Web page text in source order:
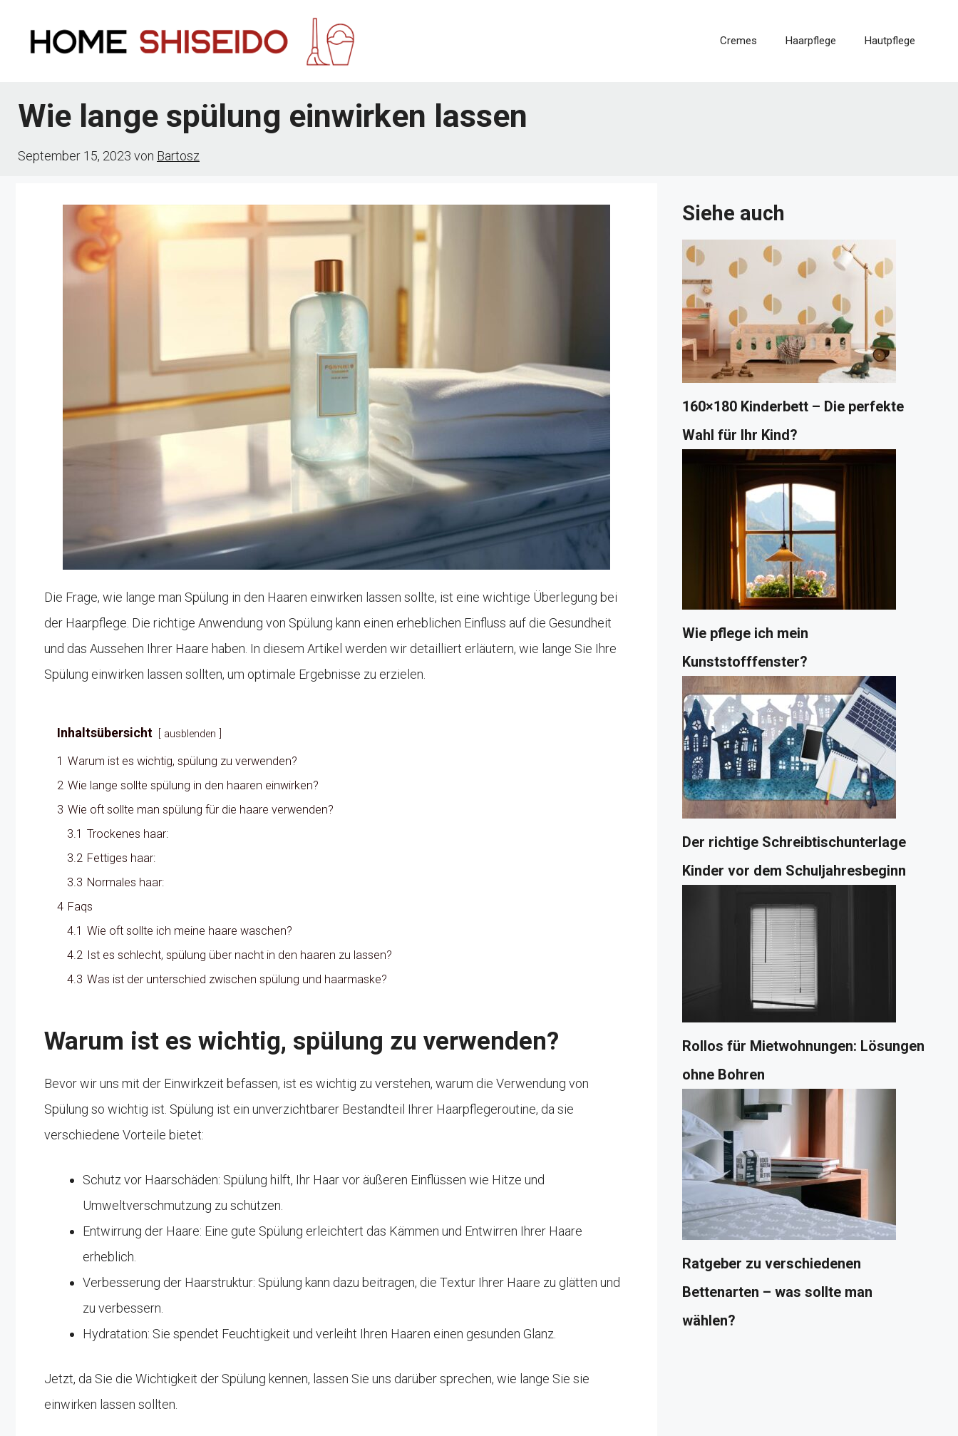
Cremes Haarpflege Hautpflege
Wie lange spülung einwirken lassen
September 15, 2023 von Bartosz
Die Frage, wie lange man Spülung in den Haaren einwirken lassen sollte, ist eine wichtige Überlegung bei
der Haarpflege. Die richtige Anwendung von Spülung kann einen erheblichen Einfluss auf die Gesundheit
und das Aussehen Ihrer Haare haben. In diesem Artikel werden wir detailliert erläutern, wie lange Sie Ihre
Spülung einwirken lassen sollten, um optimale Ergebnisse zu erzielen.
Inhaltsübersicht ausblenden
1 Warum ist es wichtig, spülung zu verwenden?
2 Wie lange sollte spülung in den haaren einwirken?
3 Wie oft sollte man spülung für die haare verwenden?
3.1 Trockenes haar:
3.2 Fettiges haar:
3.3 Normales haar:
4 Faqs
4.1 Wie oft sollte ich meine haare waschen?
4.2 Ist es schlecht, spülung über nacht in den haaren zu lassen?
4.3 Was ist der unterschied zwischen spülung und haarmaske?
Warum ist es wichtig, spülung zu verwenden?
Bevor wir uns mit der Einwirkzeit befassen, ist es wichtig zu verstehen, warum die Verwendung von
Spülung so wichtig ist. Spülung ist ein unverzichtbarer Bestandteil Ihrer Haarpflegeroutine, da sie
verschiedene Vorteile bietet:
Schutz vor Haarschäden: Spülung hilft, Ihr Haar vor äußeren Einflüssen wie Hitze und
Umweltverschmutzung zu schützen.
Entwirrung der Haare: Eine gute Spülung erleichtert das Kämmen und Entwirren Ihrer Haare
erheblich.
Verbesserung der Haarstruktur: Spülung kann dazu beitragen, die Textur Ihrer Haare zu glätten und
zu verbessern.
Hydratation: Sie spendet Feuchtigkeit und verleiht Ihren Haaren einen gesunden Glanz.
Jetzt, da Sie die Wichtigkeit der Spülung kennen, lassen Sie uns darüber sprechen, wie lange Sie sie
einwirken lassen sollten.
Siehe auch
160×180 Kinderbett – Die perfekte
Wahl für Ihr Kind?
Wie pflege ich mein
Kunststofffenster?
Der richtige Schreibtischunterlage
Kinder vor dem Schuljahresbeginn
Rollos für Mietwohnungen: Lösungen
ohne Bohren
Ratgeber zu verschiedenen
Bettenarten – was sollte man
wählen?